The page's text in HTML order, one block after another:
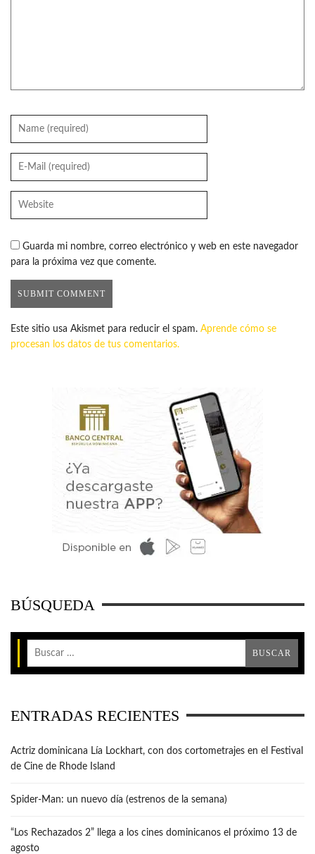
Guarda mi nombre, correo electrónico y web en este navegador
para la próxima vez que comente.
Este sitio usa Akismet para reducir el spam. Aprende cómo se
procesan los datos de tus comentarios.
BÚSQUEDA
ENTRADAS RECIENTES
Actriz dominicana Lía Lockhart, con dos cortometrajes en el Festival
de Cine de Rhode Island
Spider-Man: un nuevo día (estrenos de la semana)
“Los Rechazados 2” llega a los cines dominicanos el próximo 13 de
agosto